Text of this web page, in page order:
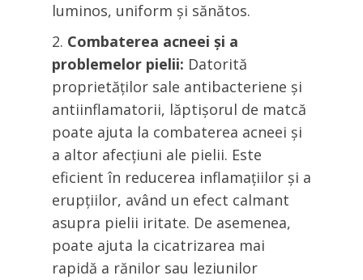
luminos, uniform și sănătos.
Combaterea acneei și a
problemelor pielii: Datorită
proprietăților sale antibacteriene și
antiinflamatorii, lăptișorul de matcă
poate ajuta la combaterea acneei și
a altor afecțiuni ale pielii. Este
eficient în reducerea inflamațiilor și a
erupțiilor, având un efect calmant
asupra pielii iritate. De asemenea,
poate ajuta la cicatrizarea mai
rapidă a rănilor sau leziunilor